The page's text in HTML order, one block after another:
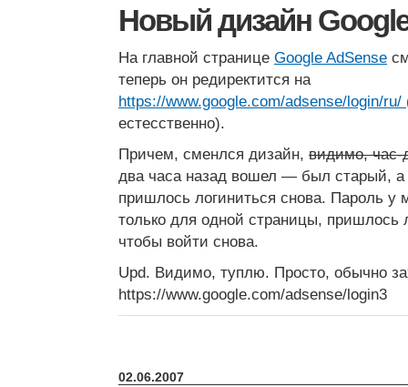
Новый дизайн
На главной странице Google AdSense
теперь он редиректится на
https://www.google.com/adsense/login/ru/
естесственно).
Причем, сменлся дизайн, видимо, час-
два часа назад вошел — был старый,
пришлось логиниться снова. Пароль у
только для одной страницы, пришлось
чтобы войти снова.
Upd. Видимо, туплю. Просто, обычно
https://www.google.com/adsense/login3
02.06.2007